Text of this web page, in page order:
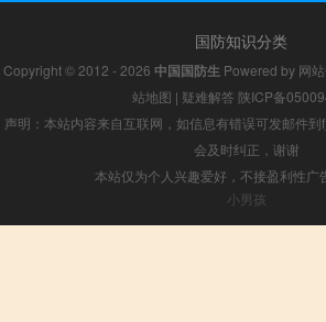
国防知识分类
Copyright © 2012 - 2026 中国国防生 Powered by 网
站地图 | 疑难解答 陕ICP备
声明：本站内容来自互联网，如信息有错误可发邮件
会及时纠正，谢谢
本站仅为个人兴趣爱好，不接盈利性广
小男孩